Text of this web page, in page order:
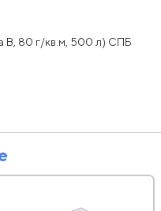
В, 80 г/кв.м, 500 л) СПБ